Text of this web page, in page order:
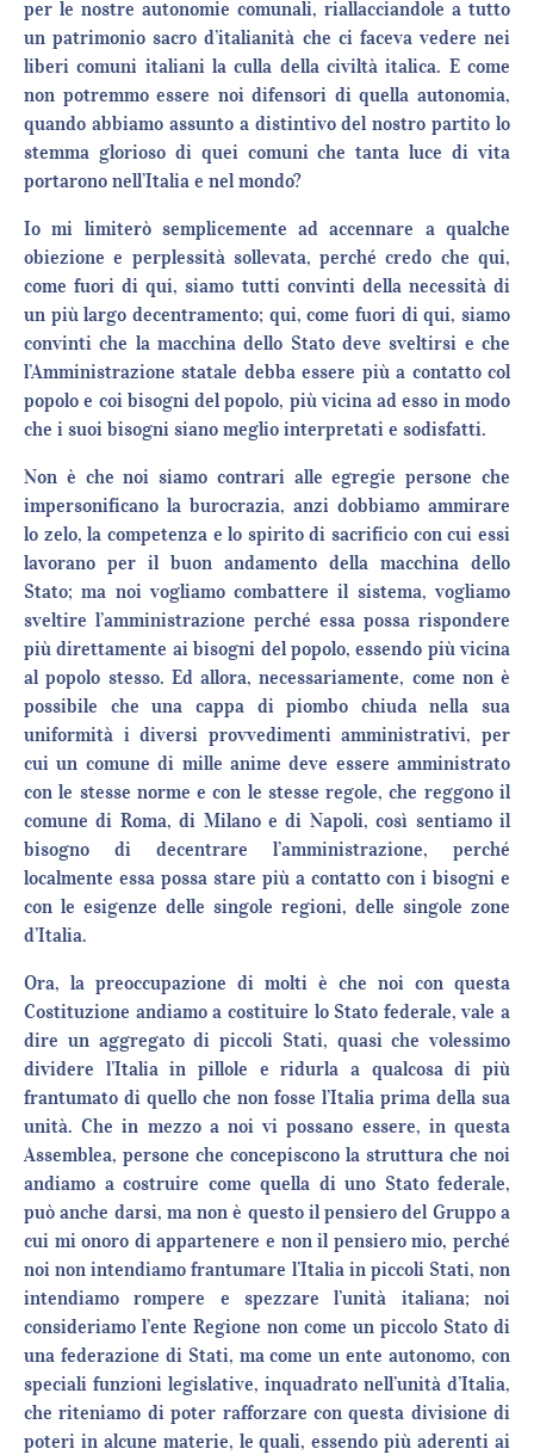
per le nostre autonomie comunali, riallacciandole a tutto
un patrimonio sacro d’italianità che ci faceva vedere nei
liberi comuni italiani la culla della civiltà italica. E come
non potremmo essere noi difensori di quella autonomia,
quando abbiamo assunto a distintivo del nostro partito lo
stemma glorioso di quei comuni che tanta luce di vita
portarono nell’Italia e nel mondo?
Io mi limiterò semplicemente ad accennare a qualche
obiezione e perplessità sollevata, perché credo che qui,
come fuori di qui, siamo tutti convinti della necessità di
un più largo decentramento; qui, come fuori di qui, siamo
convinti che la macchina dello Stato deve sveltirsi e che
l’Amministrazione statale debba essere più a contatto col
popolo e coi bisogni del popolo, più vicina ad esso in modo
che i suoi bisogni siano meglio interpretati e sodisfatti.
Non è che noi siamo contrari alle egregie persone che
impersonificano la burocrazia, anzi dobbiamo ammirare
lo zelo, la competenza e lo spirito di sacrificio con cui essi
lavorano per il buon andamento della macchina dello
Stato; ma noi vogliamo combattere il sistema, vogliamo
sveltire l’amministrazione perché essa possa rispondere
più direttamente ai bisogni del popolo, essendo più vicina
al popolo stesso. Ed allora, necessariamente, come non è
possibile che una cappa di piombo chiuda nella sua
uniformità i diversi provvedimenti amministrativi, per
cui un comune di mille anime deve essere amministrato
con le stesse norme e con le stesse regole, che reggono il
comune di Roma, di Milano e di Napoli, così sentiamo il
bisogno di decentrare l’amministrazione, perché
localmente essa possa stare più a contatto con i bisogni e
con le esigenze delle singole regioni, delle singole zone
d’Italia.
Ora, la preoccupazione di molti è che noi con questa
Costituzione andiamo a costituire lo Stato federale, vale a
dire un aggregato di piccoli Stati, quasi che volessimo
dividere l’Italia in pillole e ridurla a qualcosa di più
frantumato di quello che non fosse l’Italia prima della sua
unità. Che in mezzo a noi vi possano essere, in questa
Assemblea, persone che concepiscono la struttura che noi
andiamo a costruire come quella di uno Stato federale,
può anche darsi, ma non è questo il pensiero del Gruppo a
cui mi onoro di appartenere e non il pensiero mio, perché
noi non intendiamo frantumare l’Italia in piccoli Stati, non
intendiamo rompere e spezzare l’unità italiana; noi
consideriamo l’ente Regione non come un piccolo Stato di
una federazione di Stati, ma come un ente autonomo, con
speciali funzioni legislative, inquadrato nell’unità d’Italia,
che riteniamo di poter rafforzare con questa divisione di
poteri in alcune materie, le quali, essendo più aderenti ai